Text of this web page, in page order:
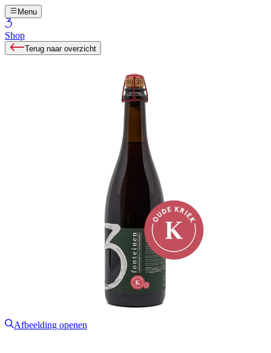
Menu
Shop
Terug naar overzicht
Afbeelding openen